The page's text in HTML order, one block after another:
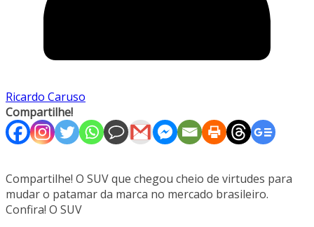
Ricardo Caruso
Compartilhe!
Compartilhe! O SUV que chegou cheio de virtudes para
mudar o patamar da marca no mercado brasileiro.
Confira! O SUV